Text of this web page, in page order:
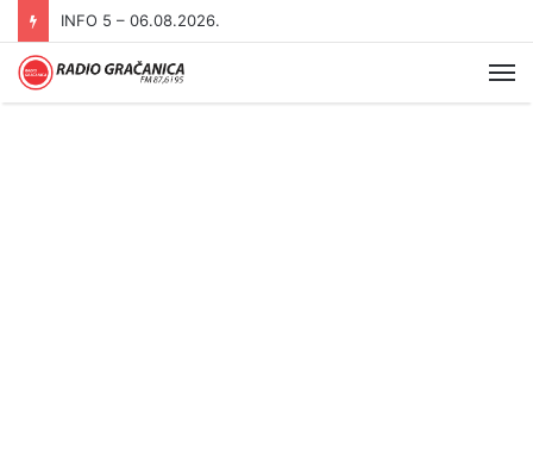
INFO 5 – 05.08.2026